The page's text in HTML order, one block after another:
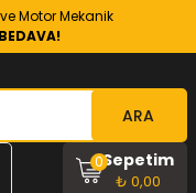
Motor Mekanik
ARA
Sepetim
₺ 0,00
0